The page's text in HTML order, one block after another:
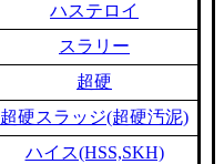
ハステロイ
スラリー
超硬
超硬スラッジ(超硬汚泥)
ハイス(HSS,SKH)